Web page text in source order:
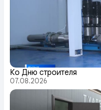
Ко Дню строителя
07.08.2026